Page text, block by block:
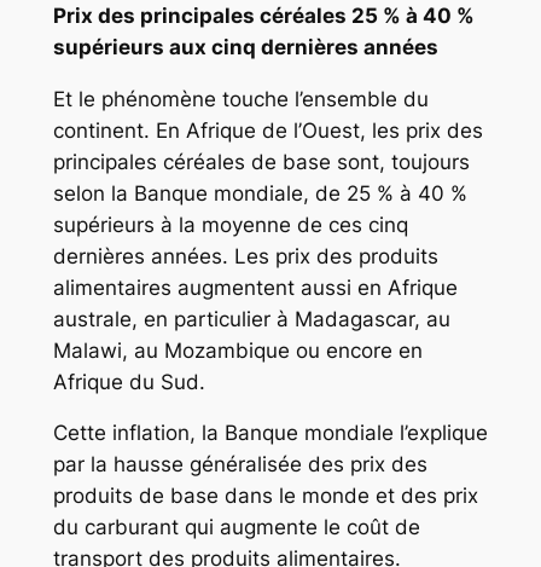
Prix des principales céréales 25 % à 40 %
supérieurs aux cinq dernières années
Et le phénomène touche l’ensemble du
continent. En Afrique de l’Ouest, les prix des
principales céréales de base sont, toujours
selon la Banque mondiale, de 25 % à 40 %
supérieurs à la moyenne de ces cinq
dernières années. Les prix des produits
alimentaires augmentent aussi en Afrique
australe, en particulier à Madagascar, au
Malawi, au Mozambique ou encore en
Afrique du Sud.
Cette inflation, la Banque mondiale l’explique
par la hausse généralisée des prix des
produits de base dans le monde et des prix
du carburant qui augmente le coût de
transport des produits alimentaires.